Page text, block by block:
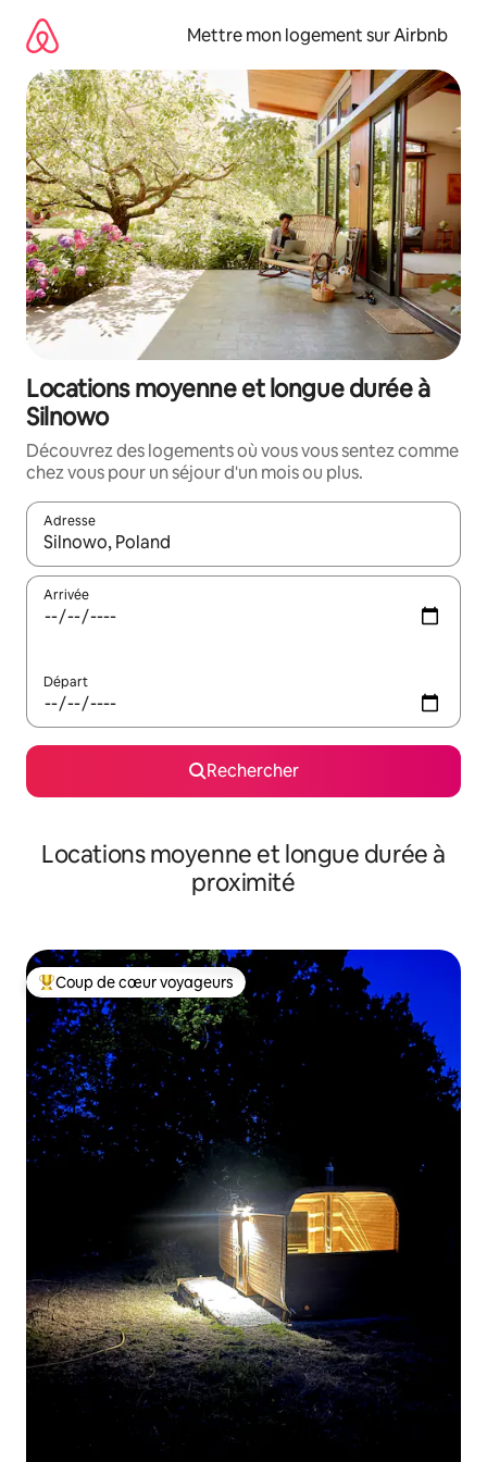
directement
contenu
Mettre mon logement sur Airbnb
Locations moyenne et longue durée à
Silnowo
Découvrez des logements où vous vous sentez comme
chez vous pour un séjour d'un mois ou plus.
Adresse
Lorsque les résultats s'affichent, utilisez les flèches vers le
Arrivée
Départ
Rechercher
Locations moyenne et longue durée à
proximité
Coups de cœur voyageurs les plus appréciés
Coup de cœur voyageurs